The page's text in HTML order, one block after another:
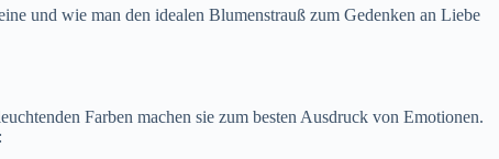
​​und wie man den idealen Blumenstrauß zum Gedenken an Liebe
Farben machen sie zum besten Ausdruck von Emotionen.
: